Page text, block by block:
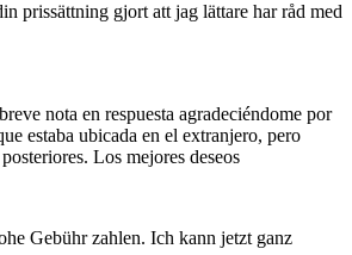
prissättning gjort att jag lättare har råd med
nota en respuesta agradeciéndome por
estaba ubicada en el extranjero, pero
Los mejores deseos
Gebühr zahlen. Ich kann jetzt ganz